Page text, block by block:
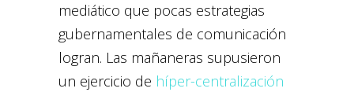
mediático que pocas estrategias
gubernamentales de comunicación
logran. Las mañaneras supusieron
un ejercicio de híper-centralización